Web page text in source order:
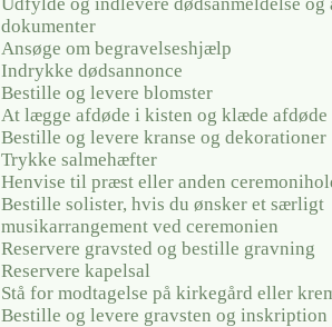
dokumenter
Ansøge om begravelseshjælp
Indrykke dødsannonce
Bestille og levere blomster
At lægge afdøde i kisten og klæde afdøde
Bestille og levere kranse og dekorationer
Trykke salmehæfter
Henvise til præst eller anden
Bestille solister, hvis du ønsker et særligt
musikarrangement ved ceremonien
Reservere gravsted og bestille gravning
Reservere kapelsal
Stå for modtagelse på kirkegård eller
Bestille og levere gravsten og inskription